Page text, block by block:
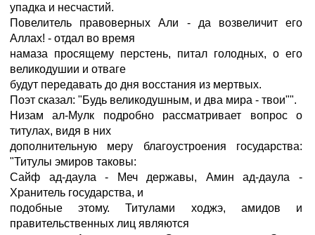
упадка и несчастий.
Повелитель правоверных Али - да возвеличит его
Аллах! - отдал во время
намаза просящему перстень, питал голодных, о его
великодушии и отваге
будут передавать до дня восстания из мертвых.
Поэт сказал: "Будь великодушным, и два мира - твои"".
Низам ал-Мулк подробно рассматривает вопрос о
титулах, видя в них
дополнительную меру благоустроения государства:
"Титулы эмиров таковы:
Сайф ад-даула - Меч державы, Амин ад-даула -
Хранитель государства, и
подобные этому. Титулами ходжэ, амидов и
правительственных лиц являются